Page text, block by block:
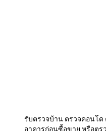
รับตรวจบ้าน ตรวจคอนโด
อาคารก่อนซื้อขาย หรือตร